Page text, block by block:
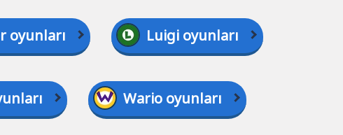
oyunları Luigi oyunları
Wario oyunları